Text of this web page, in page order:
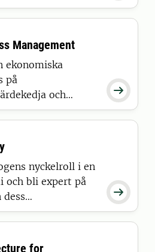

Management
ekonomiska
på
och
som du utforskar
är det här rätt

nyckelroll i en
och bli expert på
Och dessutom ha
för dig.
for